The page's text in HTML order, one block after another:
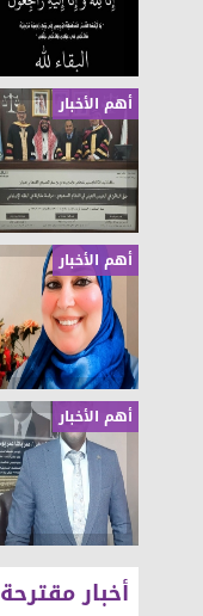
أهم الأخبار
أهم الأخبار
أهم الأخبار
أخبار مقترحة